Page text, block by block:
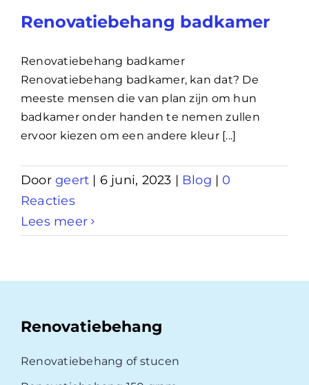
Renovatiebehang badkamer
Renovatiebehang badkamer
Renovatiebehang badkamer, kan dat? De
meeste mensen die van plan zijn om hun
badkamer onder handen te nemen zullen
ervoor kiezen om een andere kleur [...]
Doorgeert | 6 juni, 2023 | Blog | 0
Reacties
Lees meer
Renovatiebehang
Renovatiebehang of stucen